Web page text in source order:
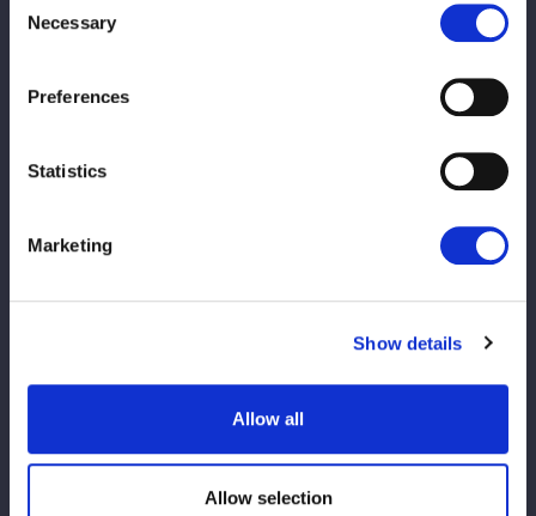
Selection
Necessary
Preferences
Statistics
Marketing
Show details
Allow all
Allow selection
星来芽依vsタバタ
◆8人タッグマッチ
玖麗さやか＆AZM＆天咲光由＆八神蘭奈vs葉月＆コグマ＆伊藤麻
vs